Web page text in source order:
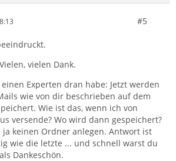
#5
vielen Dank.
Experten dran habe: Jetzt werden
wie von dir beschrieben auf dem
Wie ist das, wenn ich von
versende? Wo wird dann gespeichert?
ja keinen Ordner anlegen. Antwort ist
wie die letzte ... und schnell warst du
Dankeschön.